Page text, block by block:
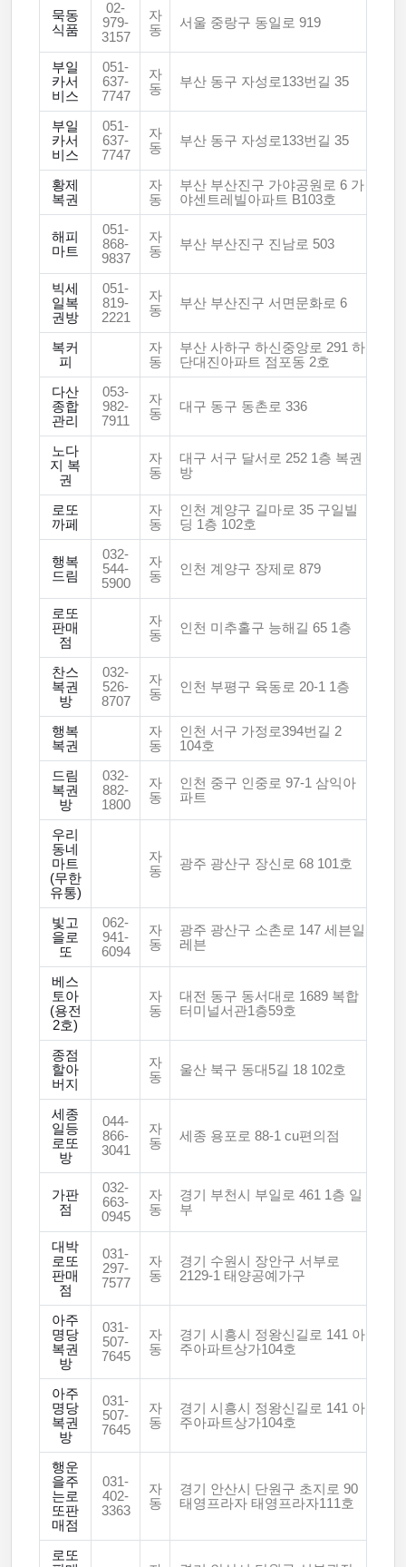
묵동
식품
02-
979-
3157
자
동
서울 중랑구 동일로 919
부일
카서
비스
051-
637-
7747
자
동
부산 동구 자성로133번길 35
부일
카서
비스
051-
637-
7747
자
동
부산 동구 자성로133번길 35
황제
복권
자
동
부산 부산진구 가야공원로 6 가
야센트레빌아파트 B103호
해피
마트
051-
868-
9837
자
동
부산 부산진구 진남로 503
빅세
일복
권방
051-
819-
2221
자
동
부산 부산진구 서면문화로 6
복커
피
자
동
부산 사하구 하신중앙로 291 하
단대진아파트 점포동 2호
다산
종합
관리
053-
982-
7911
자
동
대구 동구 동촌로 336
노다
지 복
권
자
동
대구 서구 달서로 252 1층 복권
방
로또
까페
자
동
인천 계양구 길마로 35 구일빌
딩 1층 102호
행복
드림
032-
544-
5900
자
동
인천 계양구 장제로 879
로또
판매
점
자
동
인천 미추홀구 능해길 65 1층
찬스
복권
방
032-
526-
8707
자
동
인천 부평구 육동로 20-1 1층
행복
복권
자
동
인천 서구 가정로394번길 2
104호
드림
복권
방
032-
882-
1800
자
동
인천 중구 인중로 97-1 삼익아
파트
우리
동네
마트
(무한
유통)
자
동
광주 광산구 장신로 68 101호
빛고
을로
또
062-
941-
6094
자
동
광주 광산구 소촌로 147 세븐일
레븐
베스
토아
(용전
2호)
자
동
대전 동구 동서대로 1689 복합
터미널서관1층59호
종점
할아
버지
자
동
울산 북구 동대5길 18 102호
세종
일등
로또
방
044-
866-
3041
자
동
세종 용포로 88-1 cu편의점
가판
점
032-
663-
0945
자
동
경기 부천시 부일로 461 1층 일
부
대박
로또
판매
점
031-
297-
7577
자
동
경기 수원시 장안구 서부로
2129-1 태양공예가구
아주
명당
복권
방
031-
507-
7645
자
동
경기 시흥시 정왕신길로 141 아
주아파트상가104호
아주
명당
복권
방
031-
507-
7645
자
동
경기 시흥시 정왕신길로 141 아
주아파트상가104호
행운
을주
는로
또판
매점
031-
402-
3363
자
동
경기 안산시 단원구 초지로 90
태영프라자 태영프라자111호
로또